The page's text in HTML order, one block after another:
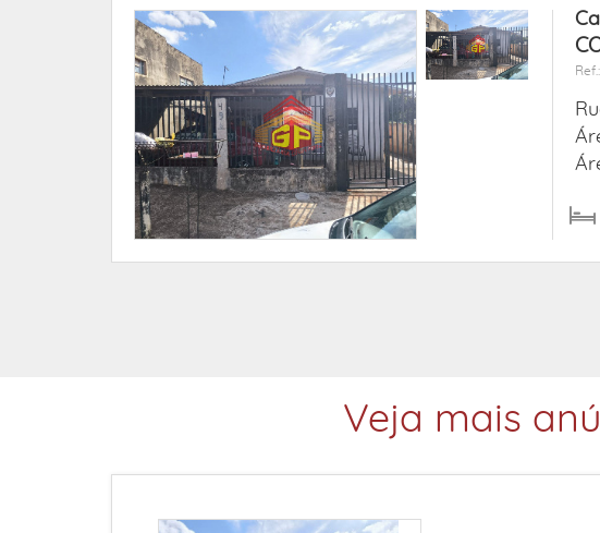
Veja mais